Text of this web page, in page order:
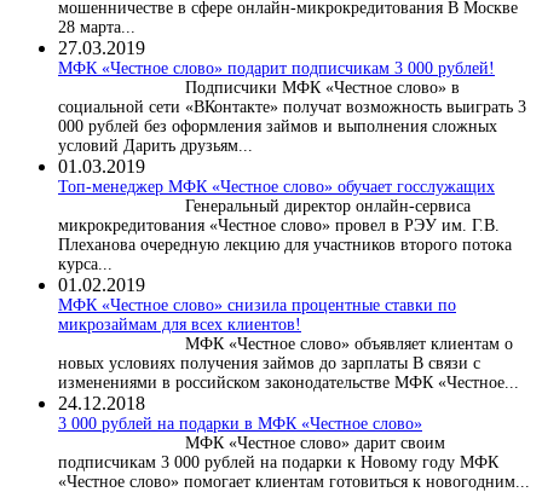
мошенничестве в сфере онлайн-микрокредитования В Москве
28 марта...
27.03.2019
МФК «Честное слово» подарит подписчикам 3 000 рублей!
Подписчики МФК «Честное слово» в
социальной сети «ВКонтакте» получат возможность выиграть 3
000 рублей без оформления займов и выполнения сложных
условий Дарить друзьям...
01.03.2019
Топ-менеджер МФК «Честное слово» обучает госслужащих
Генеральный директор онлайн-сервиса
микрокредитования «Честное слово» провел в РЭУ им. Г.В.
Плеханова очередную лекцию для участников второго потока
курса...
01.02.2019
МФК «Честное слово» снизила процентные ставки по
микрозаймам для всех клиентов!
МФК «Честное слово» объявляет клиентам о
новых условиях получения займов до зарплаты В связи с
изменениями в российском законодательстве МФК «Честное...
24.12.2018
3 000 рублей на подарки в МФК «Честное слово»
МФК «Честное слово» дарит своим
подписчикам 3 000 рублей на подарки к Новому году МФК
«Честное слово» помогает клиентам готовиться к новогодним...